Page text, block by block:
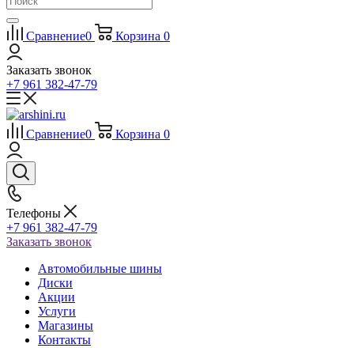
Сравнение0 Корзина 0
Заказать звонок
+7 961 382-47-79
Сравнение0 Корзина 0
Телефоны
+7 961 382-47-79
Заказать звонок
Автомобильные шины
Диски
Акции
Услуги
Магазины
Контакты